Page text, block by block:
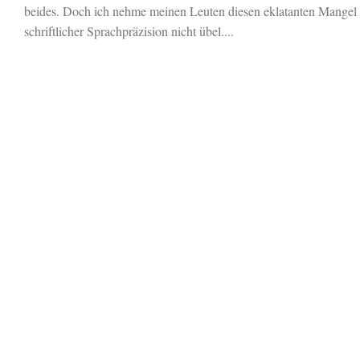
beides. Doch ich nehme meinen Leuten diesen eklatanten Mangel
schriftlicher Sprachpräzision nicht übel....